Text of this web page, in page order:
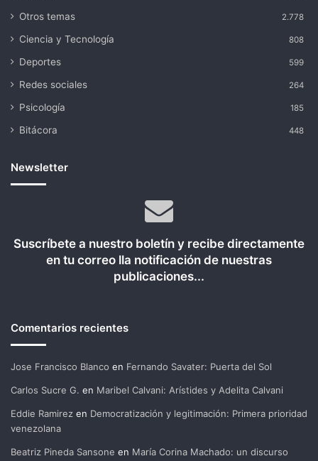
Otros temas 2.778
Ciencia y Tecnología 808
Deportes 599
Redes sociales 264
Psicología 185
Bitácora 448
Newsletter
Suscríbete a nuestro boletín y recibe directamente
en tu correo lla notificación de nuestras
publicaciones...
Comentarios recientes
Jose Francisco Blanco en Fernando Savater: Puerta del Sol
Carlos Sucre G. en Maribel Calvani: Arístides y Adelita Calvani
Eddie Ramirez en Democratización y legitimación: Primera prioridad
venezolana
Beatriz Pineda Sansone en María Corina Machado: un discurso